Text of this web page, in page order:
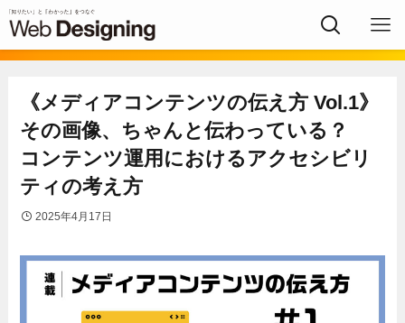
《メディアコンテンツの伝え方 Vol.1》
その画像、ちゃんと伝わっている？
コンテンツ運用におけるアクセシビリ
ティの考え方
2025年4月17日